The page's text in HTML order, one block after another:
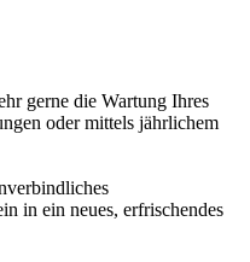
gerne die Wartung Ihres
oder mittels jährlichem
in ein neues, erfrischendes